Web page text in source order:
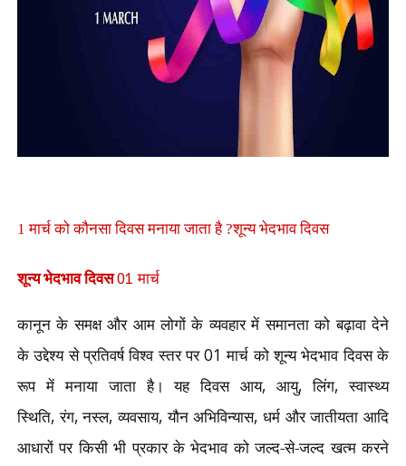
1 मार्च को कौनसा दिवस मनाया जाता है ?शून्य भेदभाव दिवस
शून्य भेदभाव दिवस01 मार्च
कानून के समक्ष और आम लोगों के व्यवहार में समानता को बढ़ावा देने
के उद्देश्य से प्रतिवर्ष विश्व स्तर पर01 मार्च को शून्य भेदभाव दिवस के
रूप में मनाया जाता है। यह दिवस आय,आयु,लिंग,स्वास्थ्य
स्थिति,रंग,नस्ल,व्यवसाय,यौन अभिविन्यास,धर्म और जातीयता आदि
आधारों पर किसी भी प्रकार के भेदभाव को जल्द-से-जल्द खत्म करने